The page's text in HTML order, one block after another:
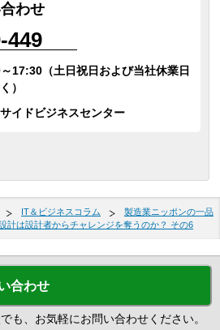
わせ
449
17:30（土日祝日および当社休業日
）
イドビジネスセンター
IT＆ビジネスコラム
製造業ニッポンの一品
計は設計者からチャレンジを奪うのか？ その6
合わせ
も、お気軽にお問い合わせください。